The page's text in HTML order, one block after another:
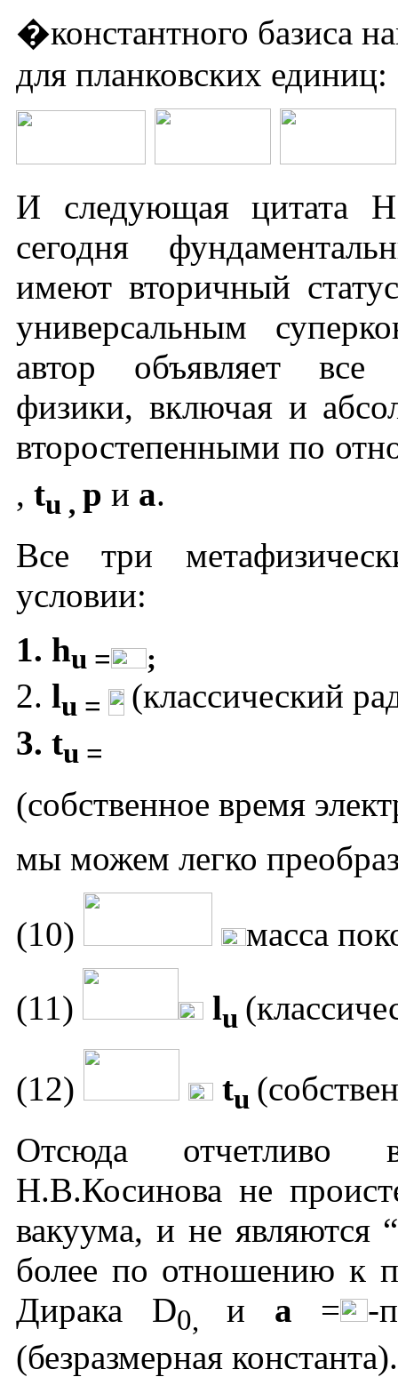
�константного базиса
для планковских единиц:
И следующая цитата
сегодня
имеют вторичный
универсальным
автор объявляет все
физики, включая и
второстепенными по
, tu , p и a.
Все три
условии:
hu = ;
lu =
(классический
tu =
(собственное время
мы можем легко
(10)
масса
(11)
lu
(12) tu
Отсюда отчетливо
Н.В.Косинова не
вакуума, и не являются
более по отношению к
Дирака D0, и a =
-
(безразмерная константа).